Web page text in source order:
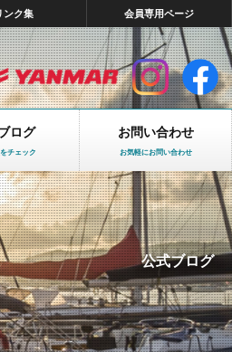
ンク集 会員専用ページ
ログ
チェック
お問い合わせ
お気軽にお問い合わせ
公式ブログ